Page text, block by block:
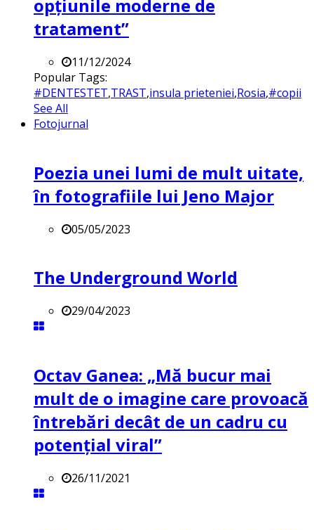
opțiunile moderne de
tratament”
11/12/2024
Popular Tags:
#DENTESTET,TRAST,insula prieteniei,Rosia,#copii
See All
Fotojurnal
Poezia unei lumi de mult uitate,
în fotografiile lui Jeno Major
05/05/2023
The Underground World
29/04/2023
Octav Ganea: „Mă bucur mai
mult de o imagine care provoacă
întrebări decât de un cadru cu
potenţial viral”
26/11/2021